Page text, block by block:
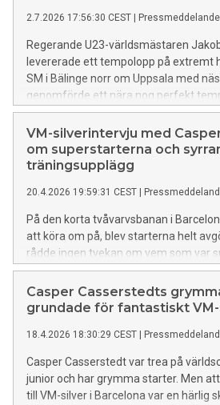
2.7.2026 17:56:30 CEST Pressmeddelande
Regerande U23-världsmästaren
levererade ett tempolopp på extremt
SM i Bälinge norr om Uppsala med
genomförde ett nära nog perfekt
är hans egna tankar efter att ha
timmen på vägen till sitt tredje raka
VM-silverintervju med
om superstarterna och
träningsupplägg
20.4.2026 19:59:31 CEST
På den korta tvåvarvsbanan i
att köra om på, blev starterna helt
rådde ingen tvekan om vem som var
VM-finalpasset: Casper Casserstedt,
startsnabba och taktiskt kloka upplägg
Bakom framgången finns också ett
systern Alva Casserstedt nu är hans
Casper Casserstedts
grundade för fantastiskt VM-
18.4.2026 18:30:29 CEST
Casper Casserstedt var trea på
junior och har grymma starter. Men
till VM-silver i Barcelona var en härlig